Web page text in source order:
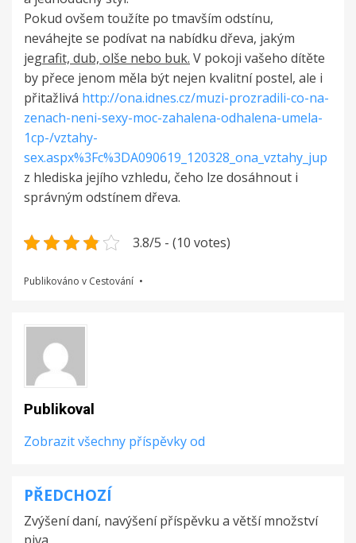
Pokud ovšem toužíte po tmavším odstínu,
neváhejte se podívat na nabídku dřeva, jakým
jegrafit, dub, olše nebo buk. V pokoji vašeho dítěte
by přece jenom měla být nejen kvalitní postel, ale i
přitažlivá http://ona.idnes.cz/muzi-prozradili-co-na-
zenach-neni-sexy-moc-zahalena-odhalena-umela-
1cp-/vztahy-
sex.aspx%3Fc%3DA090619_120328_ona_vztahy_jup
z hlediska jejího vzhledu, čeho lze dosáhnout i
správným odstínem dřeva.
3.8/5 - (10 votes)
Publikováno v Cestování
Publikoval
Zobrazit všechny příspěvky od
Navigace
pro
PŘEDCHOZÍ
Zvýšení daní, navýšení příspěvku a větší množství